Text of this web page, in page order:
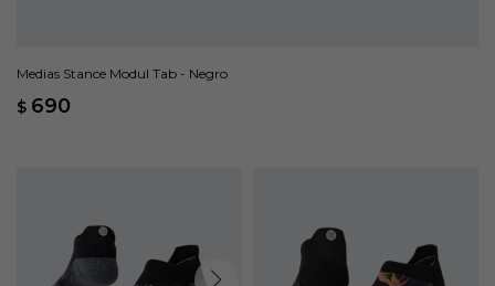
Medias Stance Modul Tab - Negro
$ 690